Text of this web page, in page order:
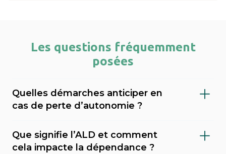
Les questions fréquemment
posées
Quelles démarches anticiper en
cas de perte d’autonomie ?
dépendance (via le GIR), demander l’APA
Que signifie l’ALD et comment
cela impacte la dépendance ?